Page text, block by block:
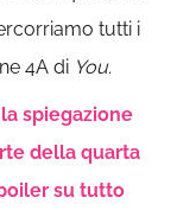
tutti i
4A di You.
spiegazione
della quarta
su tutto